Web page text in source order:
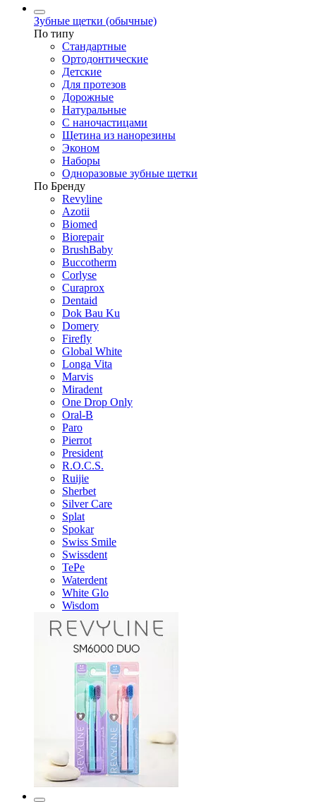
Зубные щетки (обычные)
По типу
Стандартные
Ортодонтические
Детские
Для протезов
Дорожные
Натуральные
С наночастицами
Щетина из нанорезины
Эконом
Наборы
Одноразовые зубные щетки
По Бренду
Revyline
Azotii
Biomed
Biorepair
BrushBaby
Buccotherm
Corlyse
Curaprox
Dentaid
Dok Bau Ku
Domery
Firefly
Global White
Longa Vita
Marvis
Miradent
One Drop Only
Oral-B
Paro
Pierrot
President
R.O.C.S.
Ruijie
Sherbet
Silver Care
Splat
Spokar
Swiss Smile
Swissdent
TePe
Waterdent
White Glo
Wisdom